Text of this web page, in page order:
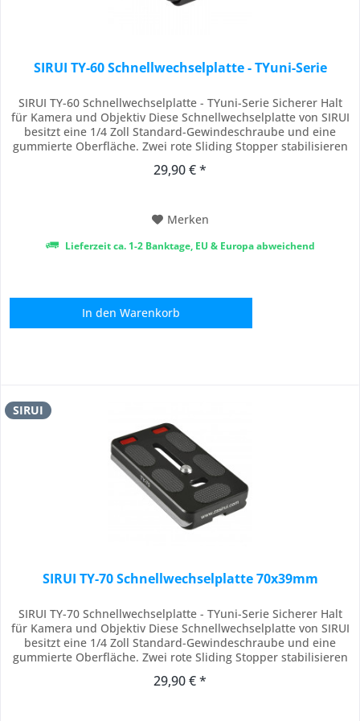
SIRUI TY-60 Schnellwechselplatte - TYuni-Serie
SIRUI TY-60 Schnellwechselplatte - TYuni-Serie Sicherer Halt
für Kamera und Objektiv Diese Schnellwechselplatte von SIRUI
besitzt eine 1/4 Zoll Standard-Gewindeschraube und eine
gummierte Oberfläche. Zwei rote Sliding Stopper stabilisieren
Kopfes oder bei Hochformataufnahmen. Die 1/4 Zoll Schraube
29,90 € *
Merken
Lieferzeit ca. 1-2 Banktage, EU & Europa abweichend
In den Warenkorb
SIRUI
SIRUI TY-70 Schnellwechselplatte 70x39mm
SIRUI TY-70 Schnellwechselplatte - TYuni-Serie Sicherer Halt
für Kamera und Objektiv Diese Schnellwechselplatte von SIRUI
besitzt eine 1/4 Zoll Standard-Gewindeschraube und eine
gummierte Oberfläche. Zwei rote Sliding Stopper stabilisieren
Kopfes oder bei Hochformataufnahmen. Die 1/4 Zoll Schraube
29,90 € *